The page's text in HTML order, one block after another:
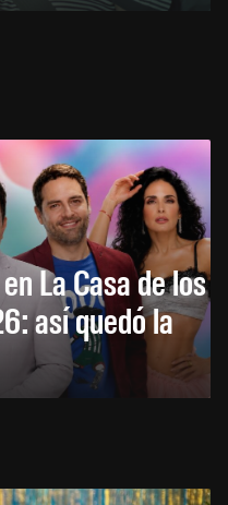
La Casa de los
así quedó la